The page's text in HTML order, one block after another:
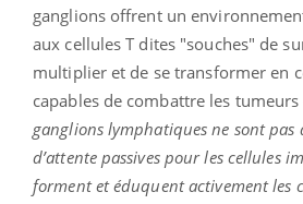
ganglions offrent un
aux cellules T dites "souches" de
multiplier et de se transformer en
capables de combattre les
ganglions lymphatiques ne sont pas
d’attente passives pour les cellules
forment et éduquent activement les